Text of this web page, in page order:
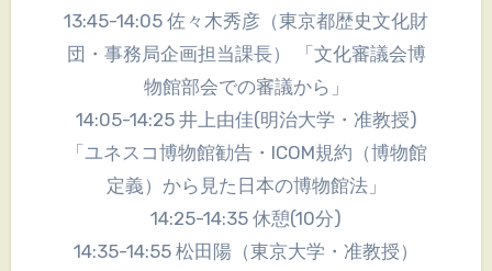
13:45-14:05 佐々木秀彦（東京都歴史文化財
団・事務局企画担当課長） 「文化審議会博
物館部会での審議から」
14:05-14:25 井上由佳(明治大学・准教授)
「ユネスコ博物館勧告・ICOM規約（博物館
定義）から見た日本の博物館法」
14:25-14:35 休憩(10分)
14:35-14:55 松田陽（東京大学・准教授）